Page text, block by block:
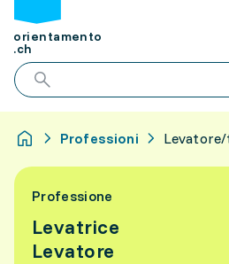
orientamento
.ch
Professioni
Professione
Levatrice
Levatore